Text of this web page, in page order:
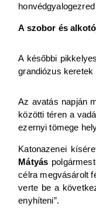
A szobor és
A későbbi
grandiózus keretek
Az avatás napján
közötti téren a
ezernyi tömege
Katonazenei
Mátyás
célra megvásárolt
verte be a
enyhíteni”.